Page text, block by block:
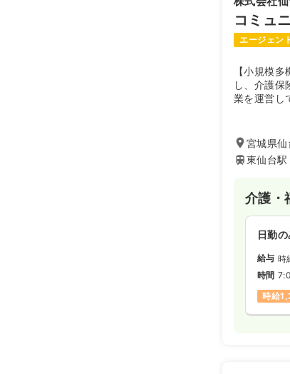
コミュ
エージェン
【小規模
し、介護保
業を運営し
業、障害者
護事業、独
軸に地域に
宮城県
東仙台駅
介護・
日勤の
給与 時
時間
時給